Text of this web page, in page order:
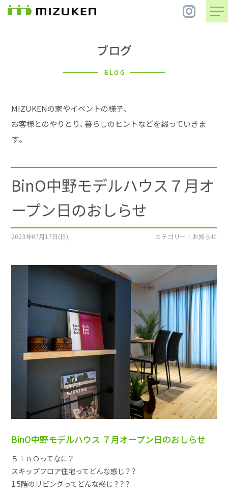
住 宅
まちづくり
会社案内
施工事例
採用情報
ショールーム
ブログ
ブログ
BLOG
MIZUKENの家やイベントの様子、
お客様とのやりとり、暮らしのヒントなどを綴っていきま
す。
BinO中野モデルハウス７月オ
ープン日のおしらせ
2023年07月17日(日) カテゴリー ： お知らせ
BinO中野モデルハウス ７月オープン日のおしらせ
ＢｉｎＯってなに？
スキップフロア住宅ってどんな感じ？？
1.5階のリビングってどんな感じ？？？